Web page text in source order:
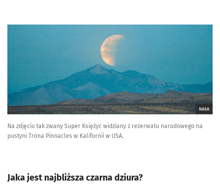
NASA
Na zdjęciu tak zwany Super Księżyc widziany z rezerwatu narodowego na
pustyni Trona Pinnacles w Kalifornii w USA.
Jaka jest najbliższa czarna dziura?